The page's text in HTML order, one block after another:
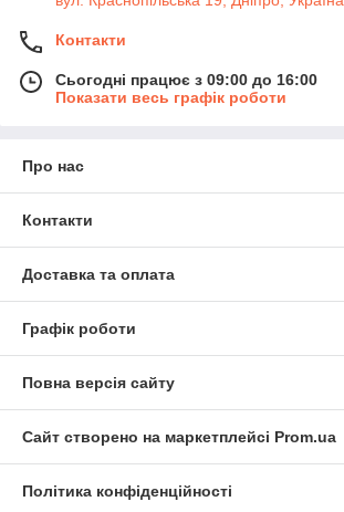
Контакти
Сьогодні працює з 09:00 до 16:00
Показати весь графік роботи
Про нас
Контакти
Доставка та оплата
Графік роботи
Повна версія сайту
Сайт створено на маркетплейсі Prom.ua
Політика конфіденційності